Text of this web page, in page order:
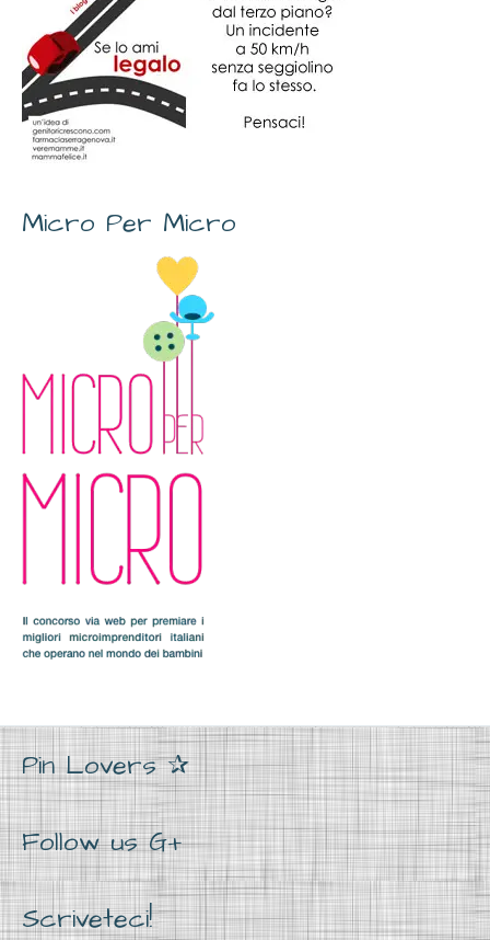
Micro Per Micro
Pin Lovers ✰
Follow us G+
Scriveteci!